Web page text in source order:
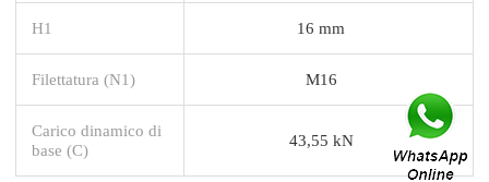
H1 16 mm
Filettatura (N1) M16
Carico dinamico di
base (C)
43,55 kN